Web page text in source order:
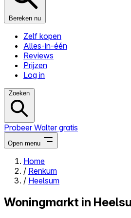
Bereken nu
Zelf kopen
Alles-in-één
Reviews
Prijzen
Log in
Zoeken
Probeer Walter gratis
Open menu
Close menu
Home
/ Renkum
/ Heelsum
Woningmarkt in